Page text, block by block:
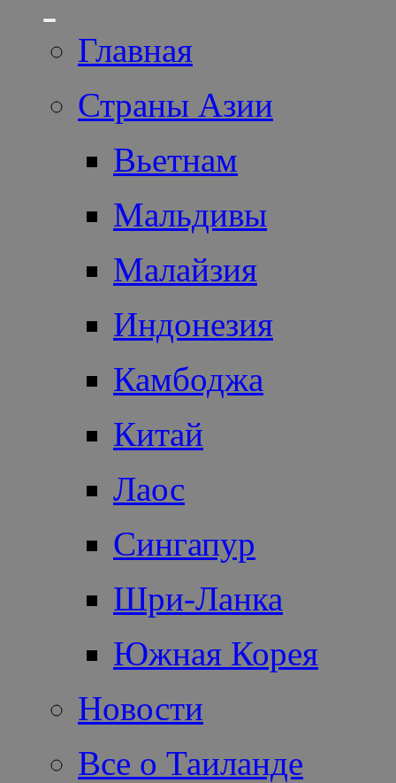
Главная
Страны Азии
Вьетнам
Мальдивы
Малайзия
Индонезия
Камбоджа
Китай
Лаос
Сингапур
Шри-Ланка
Южная Корея
Новости
Все о Таиланде